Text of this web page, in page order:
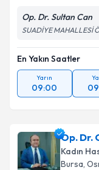
Op. Dr. Sultan Can
SUADİYE MAHALLESİ
En Yakın Saatler
Yarın
09:00
Op. Dr.
Kadın
Bursa,